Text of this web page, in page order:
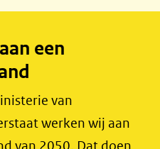
een
van
werken wij aan